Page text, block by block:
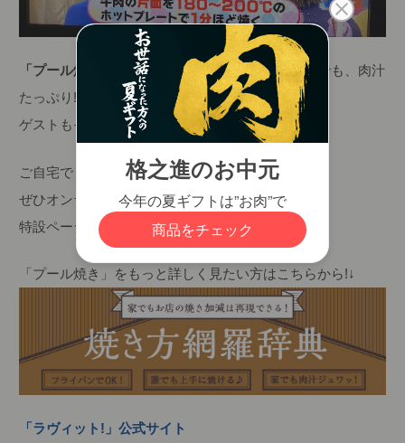
「プール焼き」
なら焼肉用にスライスされたお肉でも、肉汁
たっぷり!
ゲストもその美味しさに大興奮でした!
ご自宅でもできる「プール焼き」を試したい方は、
ぜひオンラインストア特設ページをご覧ください!
特設ページは?
▼こちら
「プール焼き」をもっと詳しく見たい方はこちらから!↓
「ラヴィット!」公式サイト